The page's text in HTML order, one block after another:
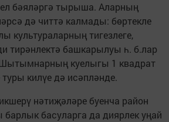
бәяләргә тырыша. Аларның
дә читтә калмады: бөртекле
культураларның тигезлеге,
тирәнлектә башкарылуы һ. б.лар
куелыгы 1 квадрат
килүе дә исәпләнде.
нәтиҗәләре буенча район
басуларга да диярлек уңай